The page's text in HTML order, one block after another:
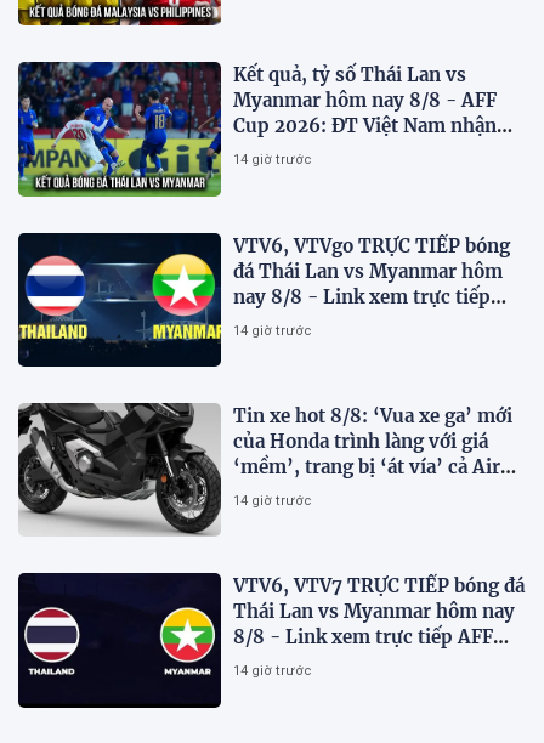
Kết quả, tỷ số Thái Lan vs
Myanmar hôm nay 8/8 - AFF
Cup 2026: ĐT Việt Nam nhận
tin vui
14 giờ trước
VTV6, VTVgo TRỰC TIẾP bóng
đá Thái Lan vs Myanmar hôm
nay 8/8 - Link xem trực tiếp
AFF Cup 2026 mới nhất
14 giờ trước
Tin xe hot 8/8: ‘Vua xe ga’ mới
của Honda trình làng với giá
‘mềm’, trang bị ‘át vía’ cả Air
Blade và SH
14 giờ trước
VTV6, VTV7 TRỰC TIẾP bóng đá
Thái Lan vs Myanmar hôm nay
8/8 - Link xem trực tiếp AFF
Cup 2026 mới nhất
14 giờ trước